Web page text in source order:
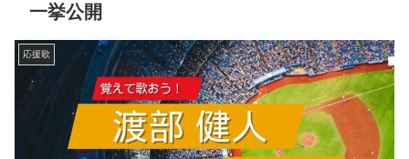
一挙公開
応援歌